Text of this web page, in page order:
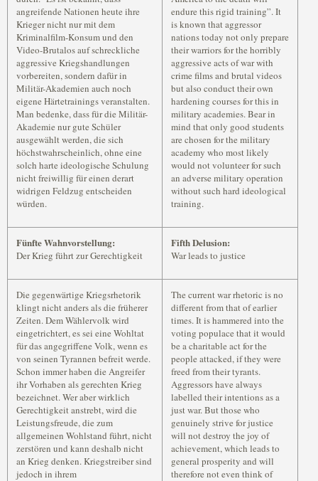
angreifende Nationen heute ihre
Krieger nicht nur mit dem
Kriminalfilm-Konsum und den
Video-Brutalos auf schreckliche
aggressive Kriegshandlungen
vorbereiten, sondern dafür in
Militär-Akademien auch noch
eigene Härtetrainings veranstalten.
Man bedenke, dass für die Militär-
Akademie nur gute Schüler
ausgewählt werden, die sich
höchstwahrscheinlich, ohne eine
solch harte ideologische Schulung
nicht freiwillig für einen derart
widrigen Feldzug entscheiden
würden.
endure this rigid training”. It
is known that aggressor
nations today not only prepare
their warriors for the horribly
aggressive acts of war with
crime films and brutal videos
but also conduct their own
hardening courses for this in
military academies. Bear in
mind that only good students
are chosen for the military
academy who most likely
would not volunteer for such
an adverse military operation
without such hard ideological
training.
Fünfte Wahnvorstellung:
Der Krieg führt zur Gerechtigkeit
Fifth Delusion:
War leads to justice
Die gegenwärtige Kriegsrhetorik
klingt nicht anders als die früherer
Zeiten. Dem Wählervolk wird
eingetrichtert, es sei eine Wohltat
für das angegriffene Volk, wenn es
von seinen Tyrannen befreit werde.
Schon immer haben die Angreifer
ihr Vorhaben als gerechten Krieg
bezeichnet. Wer aber wirklich
Gerechtigkeit anstrebt, wird die
Leistungsfreude, die zum
allgemeinen Wohlstand führt, nicht
zerstören und kann deshalb nicht
an Krieg denken. Kriegstreiber sind
jedoch in ihrem
The current war rhetoric is no
different from that of earlier
times. It is hammered into the
voting populace that it would
be a charitable act for the
people attacked, if they were
freed from their tyrants.
Aggressors have always
labelled their intentions as a
just war. But those who
genuinely strive for justice
will not destroy the joy of
achievement, which leads to
general prosperity and will
therefore not even think of